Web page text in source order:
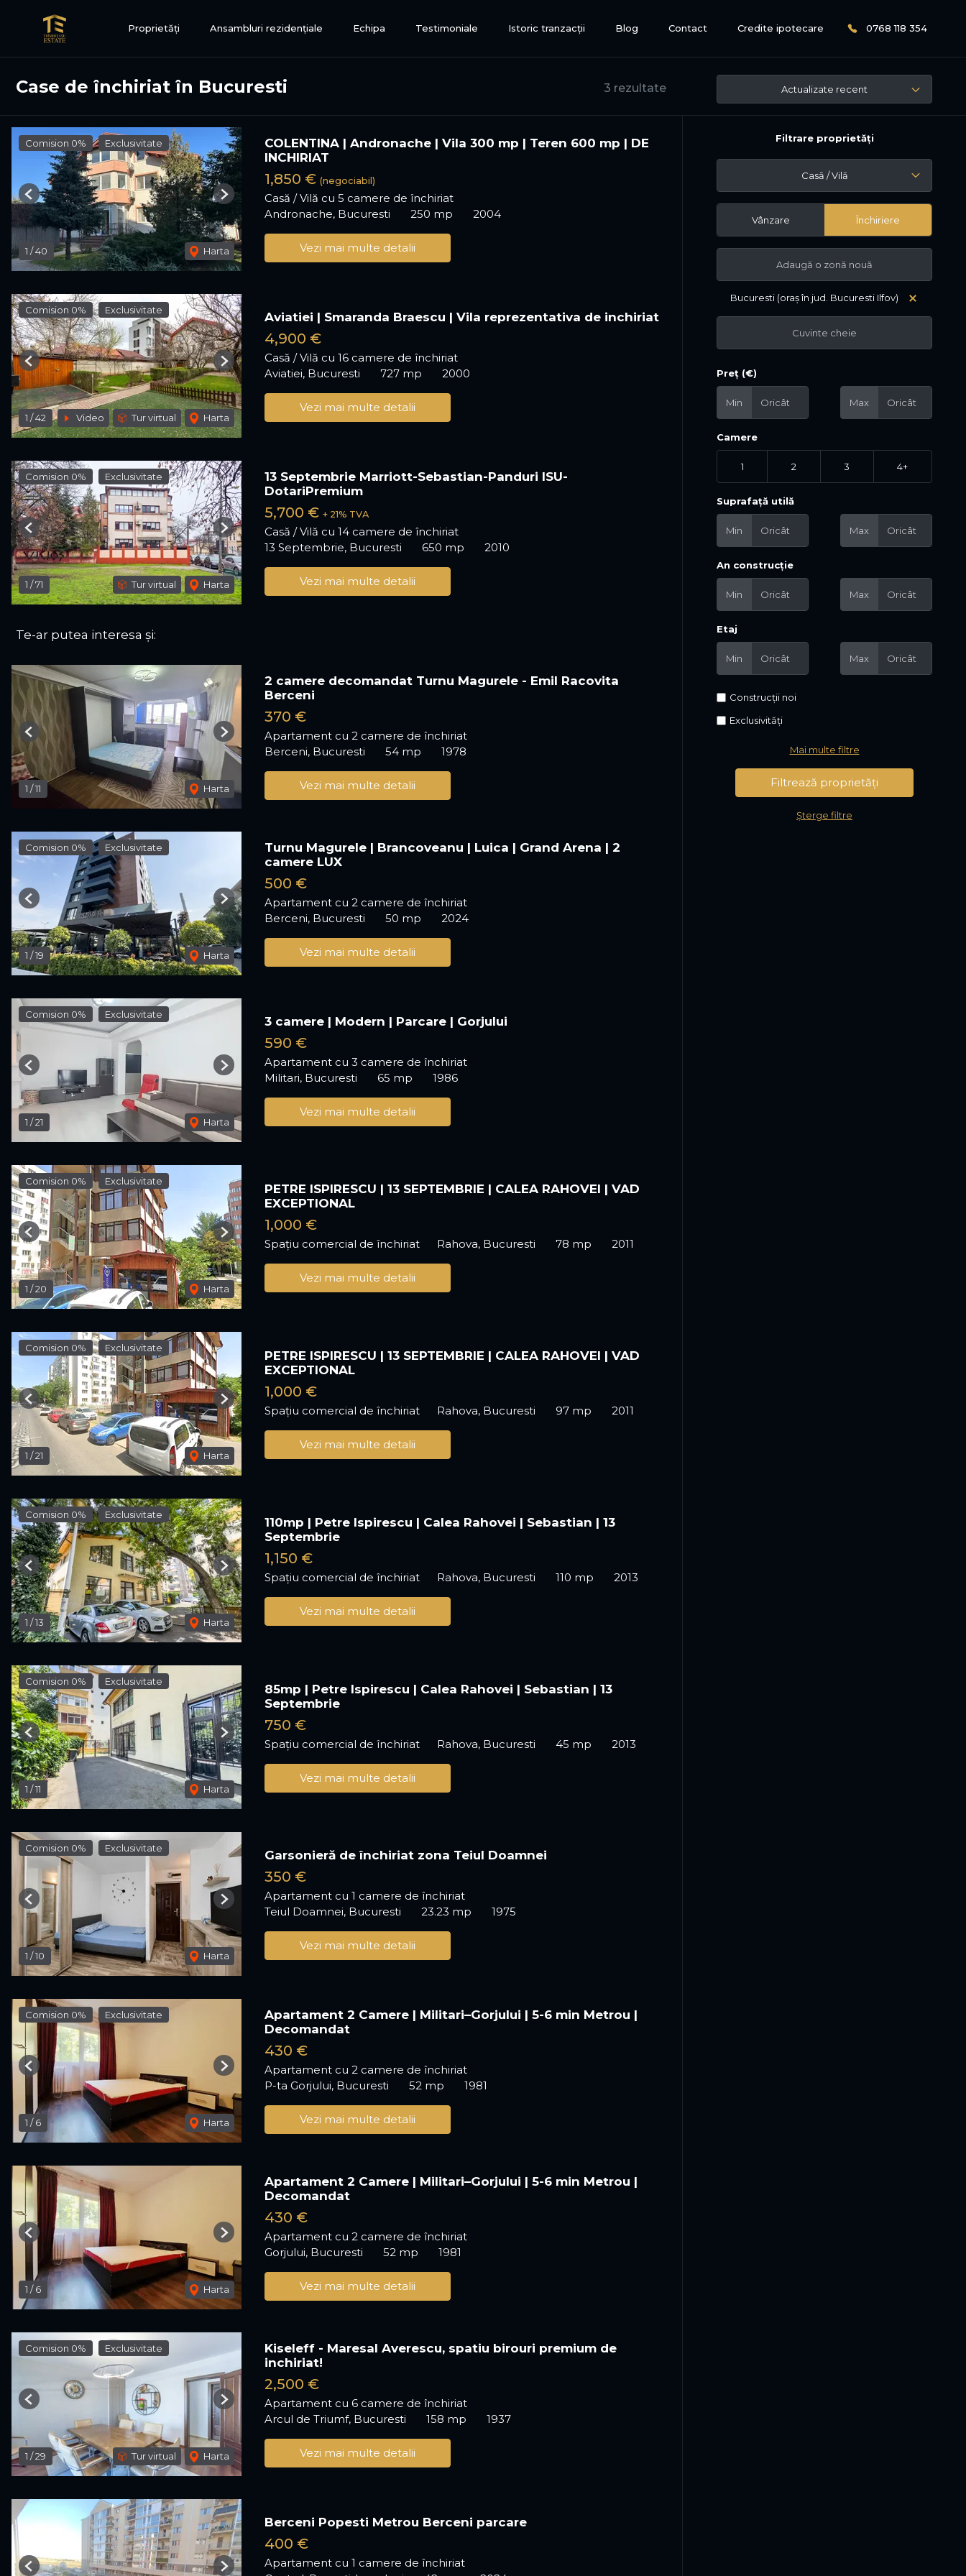
Proprietăți Ansambluri rezidențiale Echipa Testimoniale Istoric tranzacții Blog Contact Credite ipotecare 0768 118 354
3 rezultate
Case de închiriat în Bucuresti Actualizate recent
Comision 0% Exclusivitate
1 /40 Harta
Previous Next
COLENTINA | Andronache | Vila 300 mp | Teren 600 mp | DE
INCHIRIAT
1,850 € (negociabil)
Casă / Vilă cu 5 camere de închiriat
Andronache, Bucuresti
250 mp 2004
Vezi mai multe detalii
Comision 0% Exclusivitate
1 /42 Video Tur virtual Harta
Previous Next
Aviatiei | Smaranda Braescu | Vila reprezentativa de inchiriat
4,900 €
Casă / Vilă cu 16 camere de închiriat
Aviatiei, Bucuresti
727 mp 2000
Vezi mai multe detalii
Comision 0% Exclusivitate
1 /71 Tur virtual Harta
Previous Next
13 Septembrie Marriott-Sebastian-Panduri ISU-
DotariPremium
5,700 € + 21% TVA
Casă / Vilă cu 14 camere de închiriat
13 Septembrie, Bucuresti
650 mp 2010
Vezi mai multe detalii
Te-ar putea interesa și:
1 /11 Harta
Previous Next
2 camere decomandat Turnu Magurele - Emil Racovita
Berceni
370 €
Apartament cu 2 camere de închiriat
Berceni, Bucuresti
54 mp 1978
Vezi mai multe detalii
Comision 0% Exclusivitate
1 /19 Harta
Previous Next
Turnu Magurele | Brancoveanu | Luica | Grand Arena | 2
camere LUX
500 €
Apartament cu 2 camere de închiriat
Berceni, Bucuresti
50 mp 2024
Vezi mai multe detalii
Comision 0% Exclusivitate
1 /21 Harta
Previous Next
3 camere | Modern | Parcare | Gorjului
590 €
Apartament cu 3 camere de închiriat
Militari, Bucuresti
65 mp 1986
Vezi mai multe detalii
Comision 0% Exclusivitate
1 /20 Harta
Previous Next
PETRE ISPIRESCU | 13 SEPTEMBRIE | CALEA RAHOVEI | VAD
EXCEPTIONAL
1,000 €
Spațiu comercial de închiriat Rahova, Bucuresti 78 mp 2011
Vezi mai multe detalii
Comision 0% Exclusivitate
1 /21 Harta
Previous Next
PETRE ISPIRESCU | 13 SEPTEMBRIE | CALEA RAHOVEI | VAD
EXCEPTIONAL
1,000 €
Spațiu comercial de închiriat Rahova, Bucuresti 97 mp 2011
Vezi mai multe detalii
Comision 0% Exclusivitate
1 /13 Harta
Previous Next
110mp | Petre Ispirescu | Calea Rahovei | Sebastian | 13
Septembrie
1,150 €
Spațiu comercial de închiriat Rahova, Bucuresti 110 mp 2013
Vezi mai multe detalii
Comision 0% Exclusivitate
1 /11 Harta
Previous Next
85mp | Petre Ispirescu | Calea Rahovei | Sebastian | 13
Septembrie
750 €
Spațiu comercial de închiriat Rahova, Bucuresti 45 mp 2013
Vezi mai multe detalii
Comision 0% Exclusivitate
1 /10 Harta
Previous Next
Garsonieră de închiriat zona Teiul Doamnei
350 €
Apartament cu 1 camere de închiriat
Teiul Doamnei, Bucuresti
23.23 mp 1975
Vezi mai multe detalii
Comision 0% Exclusivitate
1 /6 Harta
Previous Next
Apartament 2 Camere | Militari–Gorjului | 5-6 min Metrou |
Decomandat
430 €
Apartament cu 2 camere de închiriat
P-ta Gorjului, Bucuresti
52 mp 1981
Vezi mai multe detalii
1 /6 Harta
Previous Next
Apartament 2 Camere | Militari–Gorjului | 5-6 min Metrou |
Decomandat
430 €
Apartament cu 2 camere de închiriat
Gorjului, Bucuresti
52 mp 1981
Vezi mai multe detalii
Comision 0% Exclusivitate
1 /29 Tur virtual Harta
Previous Next
Kiseleff - Maresal Averescu, spatiu birouri premium de
inchiriat!
2,500 €
Apartament cu 6 camere de închiriat
Arcul de Triumf, Bucuresti
158 mp 1937
Vezi mai multe detalii
Previous Next
Berceni Popesti Metrou Berceni parcare
400 €
Apartament cu 1 camere de închiriat
Filtrare proprietăți
Casă / Vilă
Vânzare Închiriere
Bucuresti (oraș în jud. Bucuresti Ilfov)
Preț (€)
Min Max
Camere
1 2 3 4+
Suprafață utilă
Min Max
An construcție
Min Max
Etaj
Min Max
Construcții noi
Exclusivități
Mai multe filtre
Șterge filtre